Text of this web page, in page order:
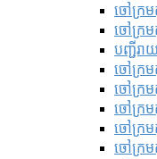
ចៅក្រម
ចៅក្រម
បញ្ជីរា
ចៅក្រម
ចៅក្រម
ចៅក្រម
ចៅក្រម
ចៅក្រម